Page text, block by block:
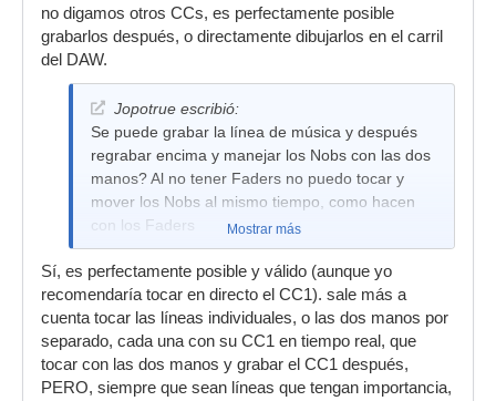
no digamos otros CCs, es perfectamente posible
grabarlos después, o directamente dibujarlos en el carril
del DAW.
Jopotrue escribió:
Se puede grabar la línea de música y después
regrabar encima y manejar los Nobs con las dos
manos? Al no tener Faders no puedo tocar y
mover los Nobs al mismo tiempo, como hacen
con los Faders
Mostrar más
Sí, es perfectamente posible y válido (aunque yo
recomendaría tocar en directo el CC1). sale más a
cuenta tocar las líneas individuales, o las dos manos por
separado, cada una con su CC1 en tiempo real, que
tocar con las dos manos y grabar el CC1 después,
PERO, siempre que sean líneas que tengan importancia,